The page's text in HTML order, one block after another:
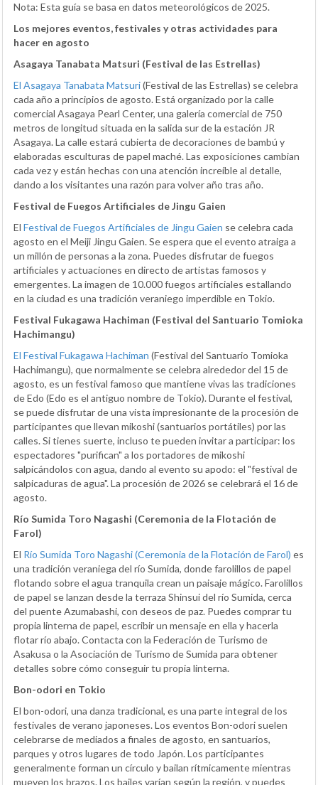
Nota: Esta guía se basa en datos meteorológicos de 2025.
Los mejores eventos, festivales y otras actividades para
hacer en agosto
Asagaya Tanabata Matsuri (Festival de las Estrellas)
El Asagaya Tanabata Matsuri(Festival de las Estrellas) se celebra
cada año a principios de agosto. Está organizado por la calle
comercial Asagaya Pearl Center, una galería comercial de 750
metros de longitud situada en la salida sur de la estación JR
Asagaya. La calle estará cubierta de decoraciones de bambú y
elaboradas esculturas de papel maché. Las exposiciones cambian
cada vez y están hechas con una atención increíble al detalle,
dando a los visitantes una razón para volver año tras año.
Festival de Fuegos Artificiales de Jingu Gaien
El Festival de Fuegos Artificiales de Jingu Gaien se celebra cada
agosto en el Meiji Jingu Gaien. Se espera que el evento atraiga a
un millón de personas a la zona. Puedes disfrutar de fuegos
artificiales y actuaciones en directo de artistas famosos y
emergentes. La imagen de 10.000 fuegos artificiales estallando
en la ciudad es una tradición veraniego imperdible en Tokio.
Festival Fukagawa Hachiman (Festival del Santuario Tomioka
Hachimangu)
El Festival Fukagawa Hachiman (Festival del Santuario Tomioka
Hachimangu), que normalmente se celebra alrededor del 15 de
agosto, es un festival famoso que mantiene vivas las tradiciones
de Edo (Edo es el antiguo nombre de Tokio). Durante el festival,
se puede disfrutar de una vista impresionante de la procesión de
participantes que llevan mikoshi (santuarios portátiles) por las
calles. Si tienes suerte, incluso te pueden invitar a participar: los
espectadores "purifican" a los portadores de mikoshi
salpicándolos con agua, dando al evento su apodo: el "festival de
salpicaduras de agua". La procesión de 2026 se celebrará el 16 de
agosto.
Río Sumida Toro Nagashi (Ceremonia de la Flotación de
Farol)
El Río Sumida Toro Nagashi (Ceremonia de la Flotación de Farol) es
una tradición veraniega del río Sumida, donde farolillos de papel
flotando sobre el agua tranquila crean un paisaje mágico. Farolillos
de papel se lanzan desde la terraza Shinsui del río Sumida, cerca
del puente Azumabashi, con deseos de paz. Puedes comprar tu
propia linterna de papel, escribir un mensaje en ella y hacerla
flotar río abajo. Contacta con la Federación de Turismo de
Asakusa o la Asociación de Turismo de Sumida para obtener
detalles sobre cómo conseguir tu propia linterna.
Bon-odori en Tokio
El bon-odori, una danza tradicional, es una parte integral de los
festivales de verano japoneses. Los eventos Bon-odori suelen
celebrarse de mediados a finales de agosto, en santuarios,
parques y otros lugares de todo Japón. Los participantes
generalmente forman un círculo y bailan rítmicamente mientras
mueven los brazos. Los bailes varían según la región, y puedes